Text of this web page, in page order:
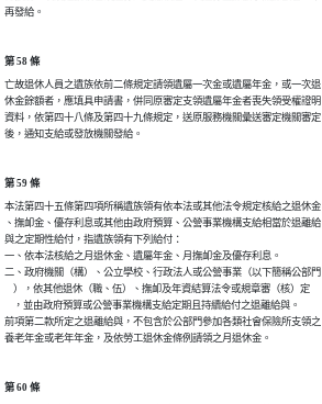
再發給。
第 58 條
亡故退休人員之遺族依前二條規定請領遺屬一次金或遺屬年金，或一次退
休金餘額者，應填具申請書，併同原審定支領遺屬年金者喪失領受權證明
資料，依第四十八條及第四十九條規定，送原服務機關彙送審定機關審定
後，通知支給或發放機關發給。
第 59 條
本法第四十五條第四項所稱遺族領有依本法或其他法令規定核給之退休金
、撫卹金、優存利息或其他由政府預算、公營事業機構支給相當於退離給
與之定期性給付，指遺族領有下列給付：
一、依本法核給之月退休金、遺屬年金、月撫卹金及優存利息。
二、政府機關（構）、公立學校、行政法人或公營事業（以下簡稱公部門
    ），依其他退休（職、伍）、撫卹及年資結算法令或規章審（核）定
    ，並由政府預算或公營事業機構支給定期且持續給付之退離給與。
前項第二款所定之退離給與，不包含於公部門參加各類社會保險所支領之
養老年金或老年年金，及依勞工退休金條例請領之月退休金。
第 60 條